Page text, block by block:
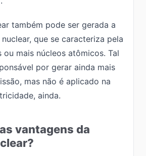
também pode ser gerada a
que se caracteriza pela
ou mais núcleos atômicos. Tal
por gerar ainda mais
mas não é aplicado na
ainda.
vantagens da